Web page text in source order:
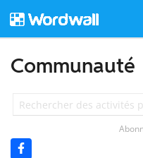
Communauté